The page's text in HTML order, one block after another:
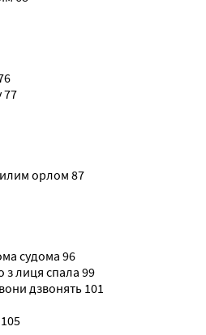
77
орлом 87
судома 96
з лиця спала 99
дзвонять 101